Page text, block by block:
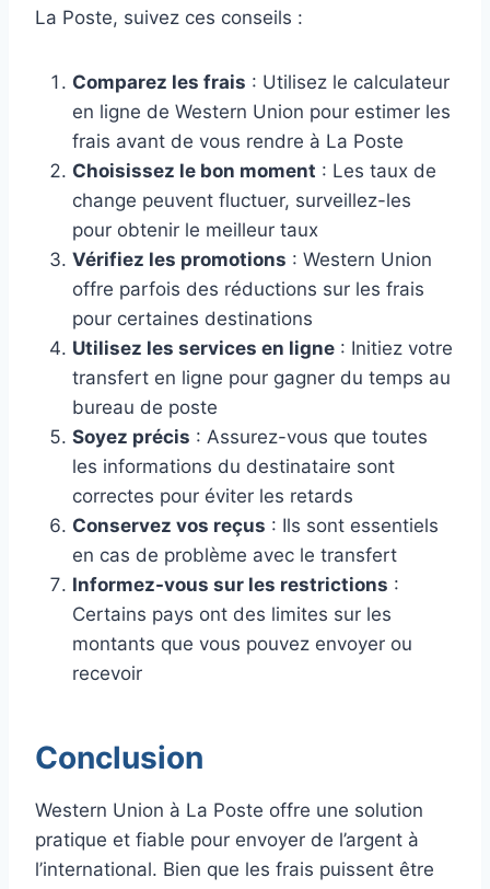
La Poste, suivez ces conseils :
Comparez les frais : Utilisez le calculateur
en ligne de Western Union pour estimer les
frais avant de vous rendre à La Poste
Choisissez le bon moment : Les taux de
change peuvent fluctuer, surveillez-les
pour obtenir le meilleur taux
Vérifiez les promotions : Western Union
offre parfois des réductions sur les frais
pour certaines destinations
Utilisez les services en ligne : Initiez votre
transfert en ligne pour gagner du temps au
bureau de poste
Soyez précis : Assurez-vous que toutes
les informations du destinataire sont
correctes pour éviter les retards
Conservez vos reçus : Ils sont essentiels
en cas de problème avec le transfert
Informez-vous sur les restrictions :
Certains pays ont des limites sur les
montants que vous pouvez envoyer ou
recevoir
Conclusion
Western Union à La Poste offre une solution
pratique et fiable pour envoyer de l’argent à
l’international. Bien que les frais puissent être